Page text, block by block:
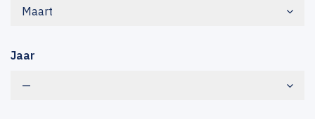
Maart
Jaar
—